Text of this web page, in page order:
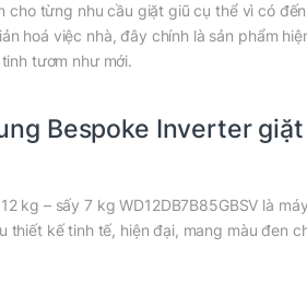
cho từng nhu cầu giặt giũ cụ thể vì có
hoá việc nhà, đây chính là sản phẩm
tươm như mới.
Bespoke Inverter giặt
kg – sấy 7 kg WD12DB7B85GBSV là
thiết kế tinh tế, hiện đại, mang màu đen